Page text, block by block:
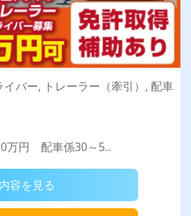
バー, トレーラー（牽引）, 配車
万円 配車係30～5...
容を見る